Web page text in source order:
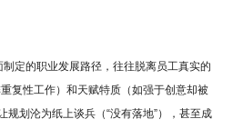
制定的职业发展路径，往往脱离员工真实的
复性工作）和天赋特质（如强于创意却被
规划沦为纸上谈兵（“没有落地”），甚至成